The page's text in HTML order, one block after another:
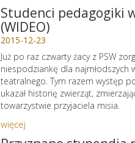
Studenci pedagogiki
(WIDEO)
2015-12-23
Już po raz czwarty żacy z PSW
niespodziankę dla najmłodszych
teatralnego. Tym razem występ
ukazał historię zwierząt,
towarzystwie przyjaciela misia.
więcej